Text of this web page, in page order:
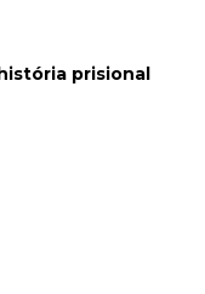
prisional